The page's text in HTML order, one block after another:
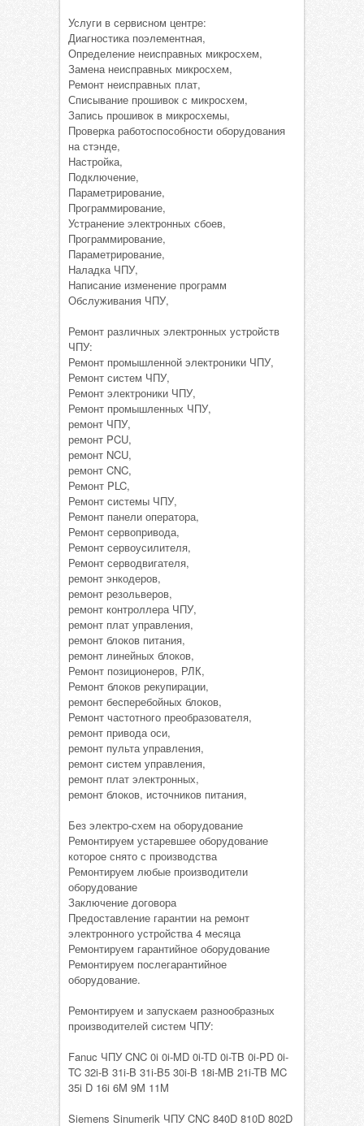
Услуги в сервисном центре:
Диагностика поэлементная,
Определение неисправных микросхем,
Замена неисправных микросхем,
Ремонт неисправных плат,
Списывание прошивок с микросхем,
Запись прошивок в микросхемы,
Проверка работоспособности оборудования
на стэнде,
Настройка,
Подключение,
Параметрирование,
Программирование,
Устранение электронных сбоев,
Программирование,
Параметрирование,
Наладка ЧПУ,
Написание изменение программ
Обслуживания ЧПУ,
Ремонт различных электронных устройств
ЧПУ:
Ремонт промышленной электроники ЧПУ,
Ремонт систем ЧПУ,
Ремонт электроники ЧПУ,
Ремонт промышленных ЧПУ,
ремонт ЧПУ,
ремонт PCU,
ремонт NCU,
ремонт CNC,
Ремонт PLC,
Ремонт системы ЧПУ,
Ремонт панели оператора,
Ремонт сервопривода,
Ремонт сервоусилителя,
Ремонт серводвигателя,
ремонт энкодеров,
ремонт резольверов,
ремонт контроллера ЧПУ,
ремонт плат управления,
ремонт блоков питания,
ремонт линейных блоков,
Ремонт позиционеров, РЛК,
Ремонт блоков рекупирации,
ремонт бесперебойных блоков,
Ремонт частотного преобразователя,
ремонт привода оси,
ремонт пульта управления,
ремонт систем управления,
ремонт плат электронных,
ремонт блоков, источников питания,
Без электро-схем на оборудование
Ремонтируем устаревшее оборудование
которое снято с производства
Ремонтируем любые производители
оборудование
Заключение договора
Предоставление гарантии на ремонт
электронного устройства 4 месяца
Ремонтируем гарантийное оборудование
Ремонтируем послегарантийное
оборудование.
Ремонтируем и запускаем разнообразных
производителей систем ЧПУ:
Fanuc ЧПУ CNC 0i 0i-MD 0i-TD 0i-TB 0i-PD 0i-
TC 32i-B 31i-B 31i-B5 30i-B 18i-MB 21i-TB MC
35i D 16i 6M 9M 11M
Siemens Sinumerik ЧПУ CNC 840D 810D 802D